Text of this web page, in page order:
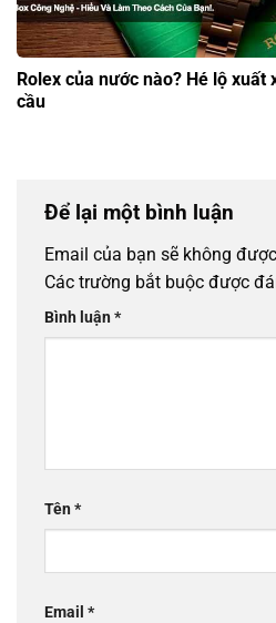
Rolex của nước nào? Hé lộ
cầu
Để lại một bình luận
Email của bạn sẽ không
Các trường bắt buộc được
Bình luận*
Tên*
Email *